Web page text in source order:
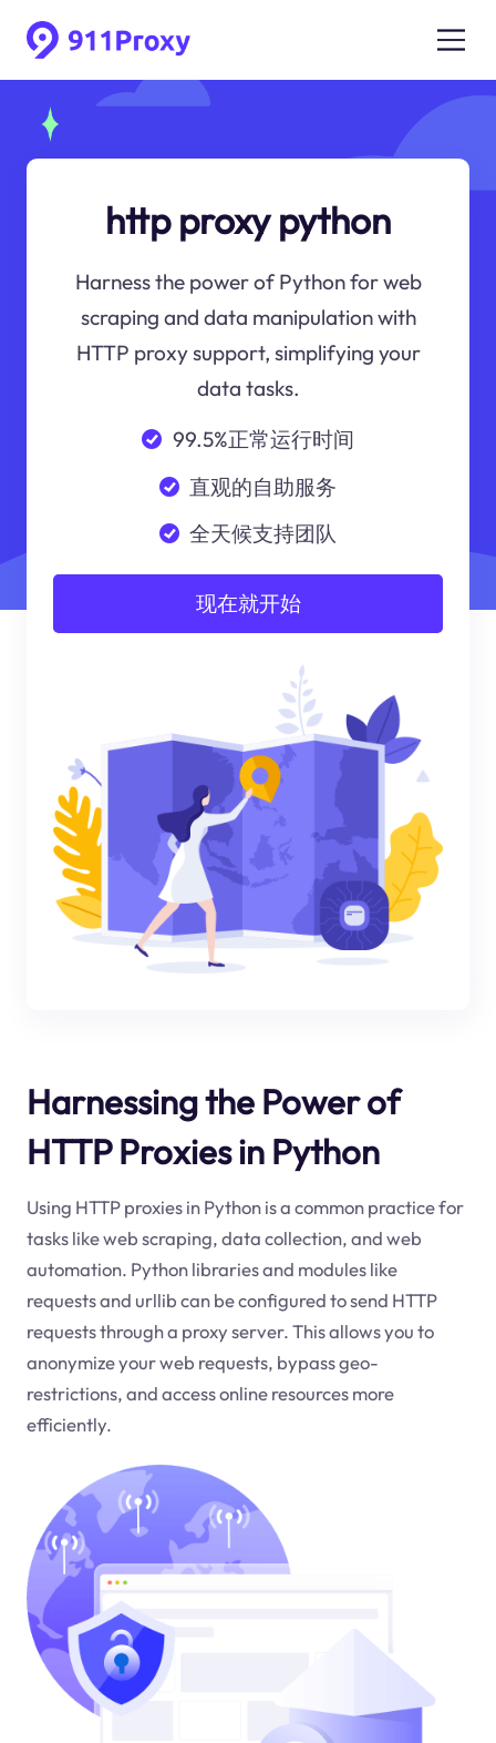
http proxy python
Harness the power of Python for web
scraping and data manipulation with
HTTP proxy support, simplifying your
data tasks.
99.5%正常运行时间
直观的自助服务
全天候支持团队
现在就开始
Harnessing the Power of
HTTP Proxies in Python
Using HTTP proxies in Python is a common practice for
tasks like web scraping, data collection, and web
automation. Python libraries and modules like
requests and urllib can be configured to send HTTP
requests through a proxy server. This allows you to
anonymize your web requests, bypass geo-
restrictions, and access online resources more
efficiently.